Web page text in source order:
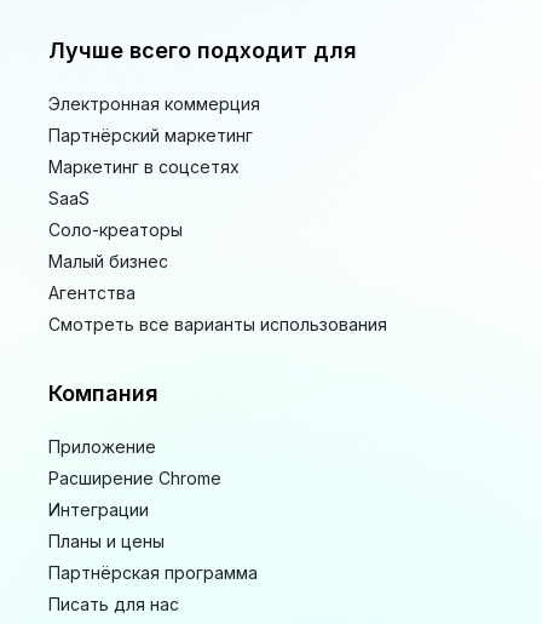
Лучше всего подходит для
Электронная коммерция
Партнёрский маркетинг
Маркетинг в соцсетях
SaaS
Соло-креаторы
Малый бизнес
Агентства
Смотреть все варианты использования
Компания
Приложение
Расширение Chrome
Интеграции
Планы и цены
Партнёрская программа
Писать для нас